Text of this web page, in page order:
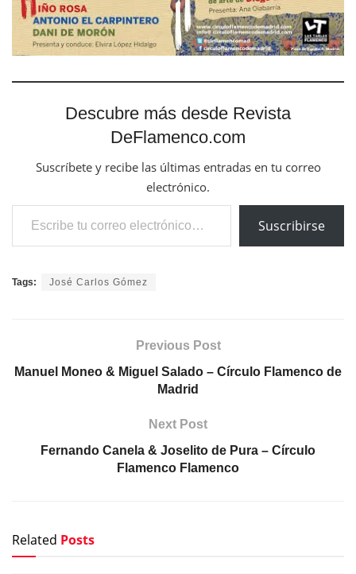
Descubre más desde Revista
DeFlamenco.com
Suscríbete y recibe las últimas entradas en tu correo
electrónico.
Escribe tu correo electrónico…
Suscribirse
Tags: José Carlos Gómez
Previous Post
Manuel Moneo & Miguel Salado – Círculo Flamenco de
Madrid
Next Post
Fernando Canela & Joselito de Pura – Círculo
Flamenco Flamenco
Related Posts